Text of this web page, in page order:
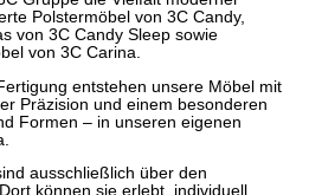
Polstermöbel von 3C Candy,
von 3C Candy Sleep sowie
von 3C Carina.
entstehen unsere Möbel mit
Präzision und einem besonderen
Formen – in unseren eigenen
ausschließlich über den
können sie erlebt, individuell